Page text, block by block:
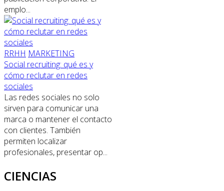
emplo...
RRHH MARKETING
Social recruiting: qué es y
cómo reclutar en redes
sociales
Las redes sociales no solo
sirven para comunicar una
marca o mantener el contacto
con clientes. También
permiten localizar
profesionales, presentar op...
CIENCIAS